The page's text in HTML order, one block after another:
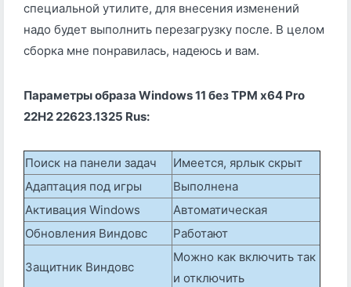
специальной утилите, для внесения изменений
надо будет выполнить перезагрузку после. В целом
сборка мне понравилась, надеюсь и вам.
Параметры образа Windows 11 без TPM x64 Pro
22H2 22623.1325 Rus:
Поиск на панели задач
Имеется, ярлык скрыт
Адаптация под игры
Выполнена
Активация Windows
Автоматическая
Обновления Виндовс
Работают
Защитник Виндовс
Можно как включить так
и отключить